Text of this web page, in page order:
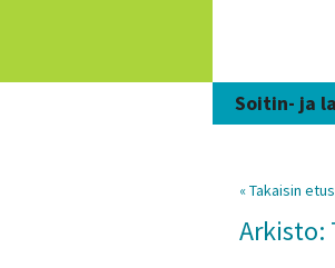
Soitin- ja
« Takaisin